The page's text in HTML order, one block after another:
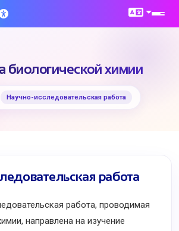
биологической химии
Научно-исследовательская работа
работа
работа, проводимая
направлена на изучение